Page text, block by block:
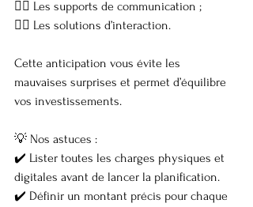
👉🏼 Les supports de communication ;
👉🏼 Les solutions d’interaction.
Cette anticipation vous évite les
mauvaises surprises et permet d’équilibre
vos investissements.
💡 Nos astuces :
✔️ Lister toutes les charges physiques et
digitales avant de lancer la planification.
✔️ Définir un montant précis pour chaque